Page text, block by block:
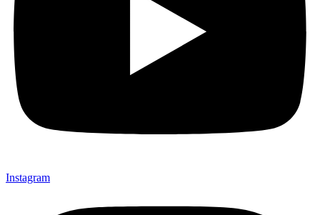
Instagram